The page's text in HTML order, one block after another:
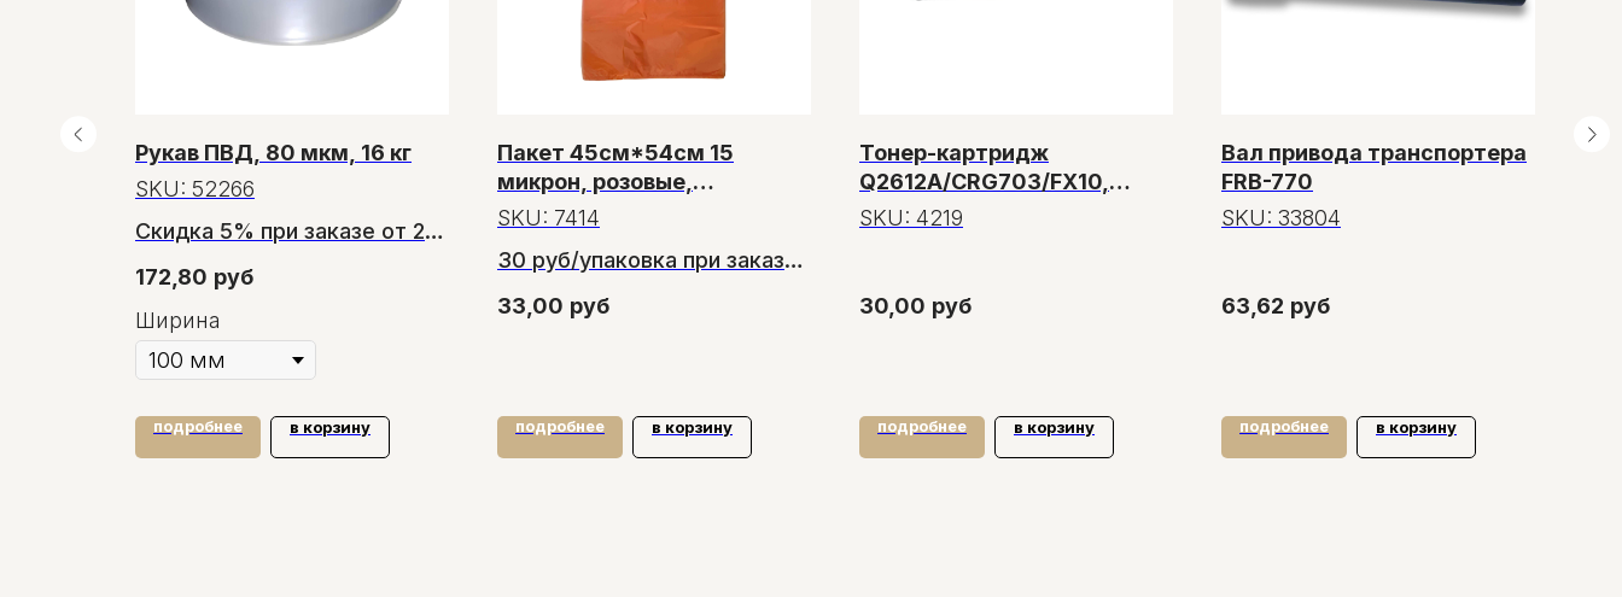
Рукав ПВД, 80 мкм, 16 кг
SKU: 52266
Скидка 5% при заказе от 2
рулонов
Скидка 11% при заказе от 6
рулонов
172,80 руб
Ширина
подробнее в корзину
Пакет 45см*54см 15
микрон, розовые,
оранжевые
SKU: 7414
30 руб/упаковка при заказе
от 15 упаковок
33,00 руб
подробнее в корзину
Тонер-картридж
Q2612A/CRG703/FX10,
Китай
SKU: 4219
30,00 руб
подробнее в корзину
Вал привода транспортера
FRB-770
SKU: 33804
63,62 руб
подробнее в корзину